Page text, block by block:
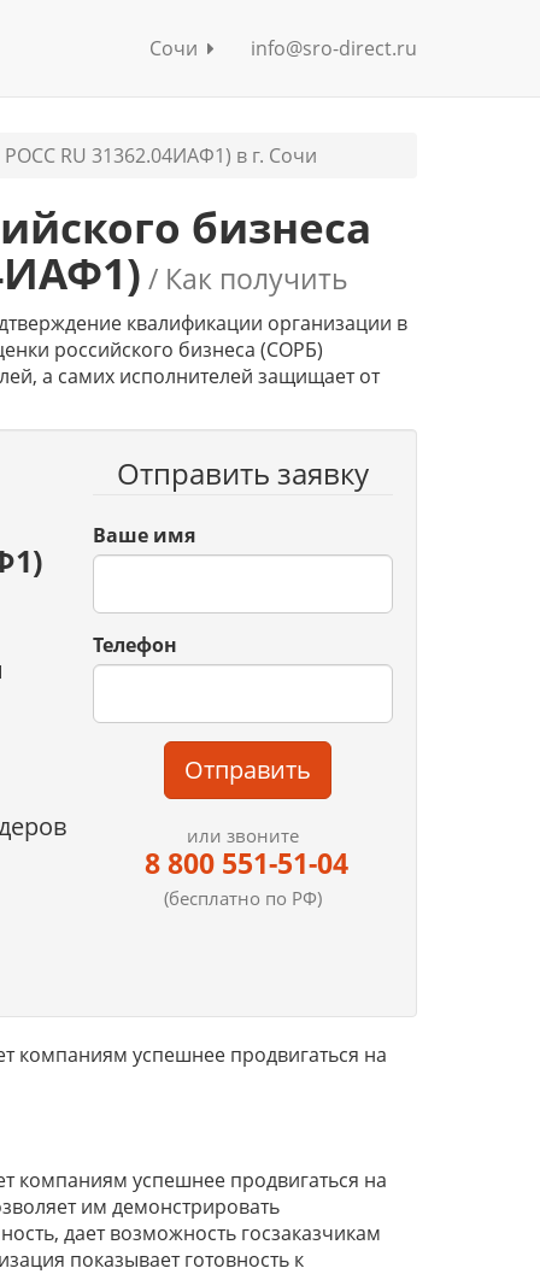
Сочи info@sro-direct.ru
RU 31362.04ИАФ1) в г. Сочи
бизнеса
/ Как получить
квалификации организации в
российского бизнеса (СОРБ)
а самих исполнителей защищает от
Отправить заявку
Ваше имя
Телефон
Отправить
или звоните
8 800 551-51-04
(бесплатно по РФ)
компаниям успешнее продвигаться на
компаниям успешнее продвигаться на
им демонстрировать
дает возможность госзаказчикам
показывает готовность к